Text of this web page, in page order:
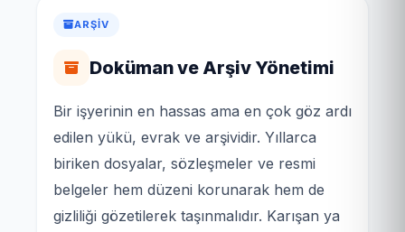
ARŞIV
Doküman ve Arşiv Yönetimi
Bir işyerinin en hassas ama en çok göz ardı
edilen yükü, evrak ve arşividir. Yıllarca
biriken dosyalar, sözleşmeler ve resmi
belgeler hem düzeni korunarak hem de
gizliliği gözetilerek taşınmalıdır. Karışan ya